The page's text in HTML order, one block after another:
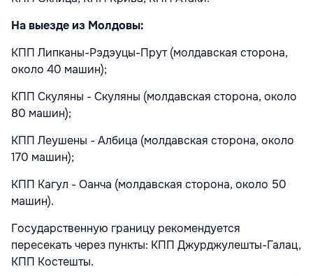
На выезде из Молдовы:
КПП Липканы-Рэдэуцы-Прут (молдавская сторона,
около 40 машин);
КПП Скуляны - Скуляны (молдавская сторона, около
80 машин);
КПП Леушены - Албица (молдавская сторона, около
170 машин);
КПП Кагул - Оанча (молдавская сторона, около 50
машин).
Государственную границу рекомендуется
пересекать через пункты: КПП Джурджулешты-Галац,
КПП Костешты.